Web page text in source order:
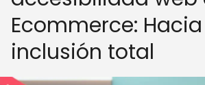
Ecommerce:
inclusión total